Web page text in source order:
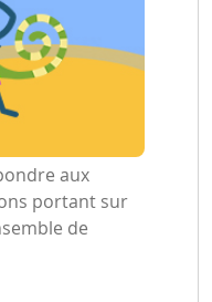
aux
portant sur
de